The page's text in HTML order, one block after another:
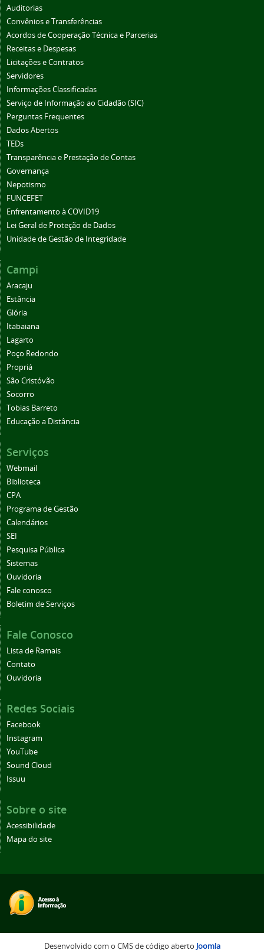
Auditorias
Convênios e Transferências
Acordos de Cooperação Técnica e Parcerias
Receitas e Despesas
Licitações e Contratos
Servidores
Informações Classificadas
Serviço de Informação ao Cidadão (SIC)
Perguntas Frequentes
Dados Abertos
TEDs
Transparência e Prestação de Contas
Governança
Nepotismo
FUNCEFET
Enfrentamento à COVID19
Lei Geral de Proteção de Dados
Unidade de Gestão de Integridade
Campi
Aracaju
Estância
Glória
Itabaiana
Lagarto
Poço Redondo
Propriá
São Cristóvão
Socorro
Tobias Barreto
Educação a Distância
Serviços
Webmail
Biblioteca
CPA
Programa de Gestão
Calendários
SEI
Pesquisa Pública
Sistemas
Ouvidoria
Fale conosco
Boletim de Serviços
Fale Conosco
Lista de Ramais
Contato
Ouvidoria
Redes Sociais
Facebook
Instagram
YouTube
Sound Cloud
Issuu
Sobre o site
Acessibilidade
Mapa do site
Desenvolvido com o CMS de código aberto Joomla